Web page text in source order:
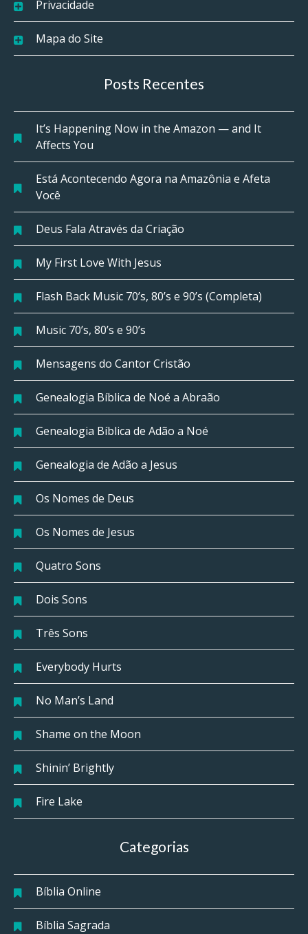
Privacidade
Mapa do Site
Posts Recentes
It’s Happening Now in the Amazon — and It
Affects You
Está Acontecendo Agora na Amazônia e Afeta
Você
Deus Fala Através da Criação
My First Love With Jesus
Flash Back Music 70’s, 80’s e 90’s (Completa)
Music 70’s, 80’s e 90’s
Mensagens do Cantor Cristão
Genealogia Bíblica de Noé a Abraão
Genealogia Bíblica de Adão a Noé
Genealogia de Adão a Jesus
Os Nomes de Deus
Os Nomes de Jesus
Quatro Sons
Dois Sons
Três Sons
Everybody Hurts
No Man’s Land
Shame on the Moon
Shinin’ Brightly
Fire Lake
Categorias
Bíblia Online
Bíblia Sagrada